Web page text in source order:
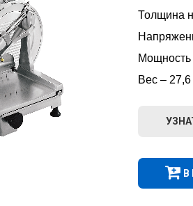
Толщина
Мощность
Вес – 27,6
В